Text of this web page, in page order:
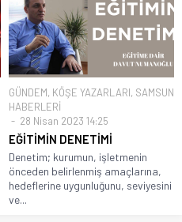
GÜNDEM, KÖŞE YAZARLARI, SAMSUN
HABERLERİ
28 Nisan 2023 14:25
EĞİTİMİN DENETİMİ
Denetim; kurumun, işletmenin
önceden belirlenmiş amaçlarına,
hedeflerine uygunluğunu, seviyesini
ve...